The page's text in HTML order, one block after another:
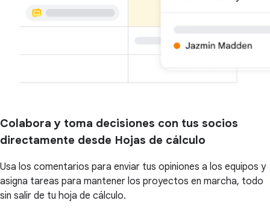
Colabora y toma decisiones con tus socios
directamente desde Hojas de cálculo
Usa los comentarios para enviar tus opiniones a los equipos y
asigna tareas para mantener los proyectos en marcha, todo
sin salir de tu hoja de cálculo.